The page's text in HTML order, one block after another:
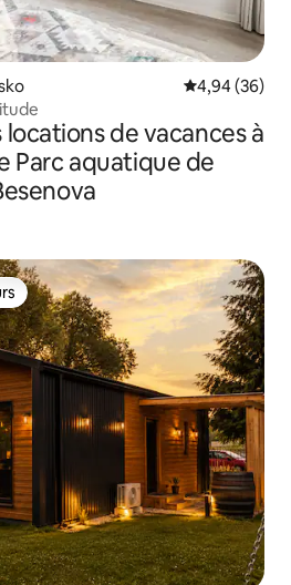
Évaluation
4,94 (36)
de vacances à
Parc aquatique de